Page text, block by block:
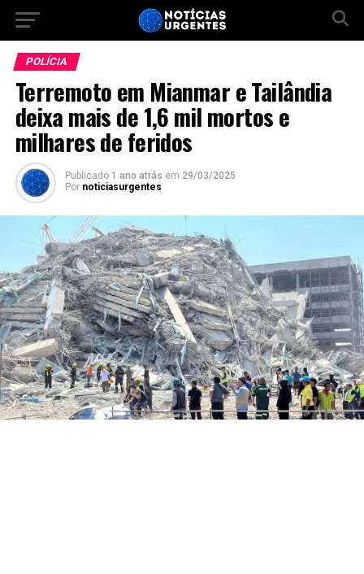
POLÍCIA
Terremoto em Mianmar e Tailândia
deixa mais de 1,6 mil mortos e
milhares de feridos
Publicado 1 ano atrás em 29/03/2025
Por noticiasurgentes